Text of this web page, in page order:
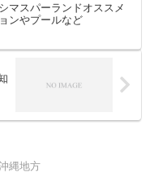
マスパーランドオススメ
ンやプールなど
縄地方